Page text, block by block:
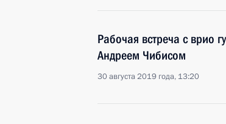
Рабочая встреча с врио
Андреем Чибисом
30 августа 2019 года, 13:20